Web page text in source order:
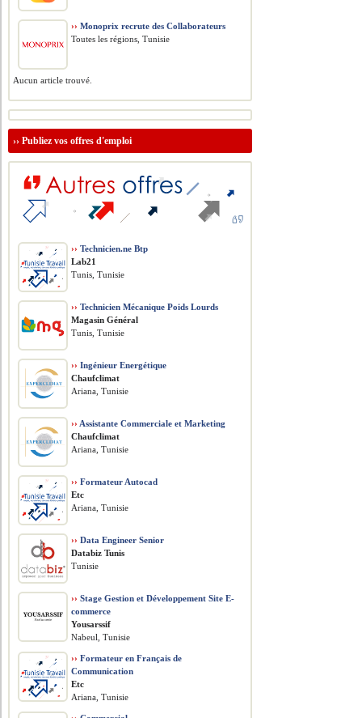
›› Monoprix recrute des Collaborateurs
Toutes les régions, Tunisie
Aucun article trouvé.
››Publiez vos offres d'emploi
›› Technicien.ne Btp
Lab21
Tunis, Tunisie
›› Technicien Mécanique Poids Lourds
Magasin Général
Tunis, Tunisie
›› Ingénieur Energétique
Chaufclimat
Ariana, Tunisie
›› Assistante Commerciale et Marketing
Chaufclimat
Ariana, Tunisie
›› Formateur Autocad
Etc
Ariana, Tunisie
›› Data Engineer Senior
Databiz Tunis
Tunisie
›› Stage Gestion et Développement Site E-
commerce
Yousarssif
Nabeul, Tunisie
›› Formateur en Français de
Communication
Etc
Ariana, Tunisie